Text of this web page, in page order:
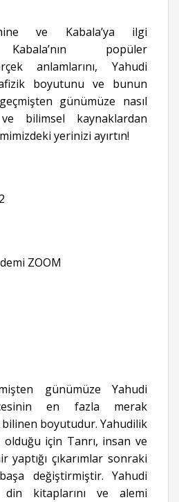
ve Kabala’ya ilgi
Kabala’nın popüler
anlamlarını, Yahudi
boyutunu ve bunun
günümüze nasıl
bilimsel kaynaklardan
yerinizi ayırtın!
ZOOM
günümüze Yahudi
en fazla merak
bilinen boyutudur. Yahudilik
için Tanrı, insan ve
çıkarımlar sonraki
değiştirmiştir. Yahudi
kitaplarını ve alemi